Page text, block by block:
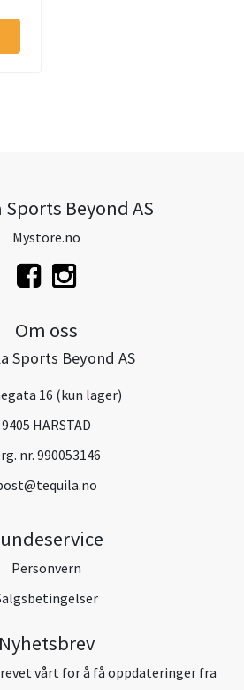
Beyond AS
Mystore.no
Om oss
Sports Beyond AS
16 (kun lager)
9405 HARSTAD
nr. 990053146
Personvern
Nyhetsbrev
vårt for å få oppdateringer fra